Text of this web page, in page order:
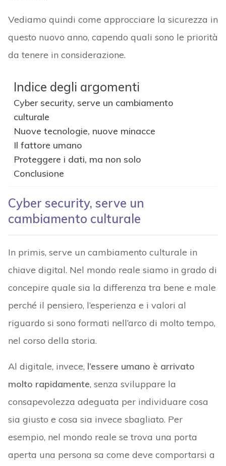
Vediamo quindi come approcciare la sicurezza in
questo nuovo anno, capendo quali sono le priorità
da tenere in considerazione.
Indice degli argomenti
Cyber security, serve un cambiamento
culturale
Nuove tecnologie, nuove minacce
Il fattore umano
Proteggere i dati, ma non solo
Conclusione
Cyber security, serve un
cambiamento culturale
In primis, serve un cambiamento culturale in
chiave digital. Nel mondo reale siamo in grado di
concepire quale sia la differenza tra bene e male
perché il pensiero, l’esperienza e i valori al
riguardo si sono formati nell’arco di molto tempo,
nel corso della storia.
Al digitale, invece, l’essere umano è arrivato
molto rapidamente, senza sviluppare la
consapevolezza adeguata per individuare cosa
sia giusto e cosa sia invece sbagliato. Per
esempio, nel mondo reale se trova una porta
aperta una persona sa come deve comportarsi a